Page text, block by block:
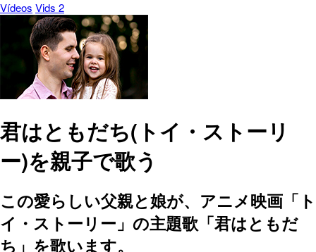
Vídeos Vids 2
君はともだち(トイ・ストーリ
ー)を親子で歌う
この愛らしい父親と娘が、アニメ映画「ト
イ・ストーリー」の主題歌「君はともだ
ち」を歌います。